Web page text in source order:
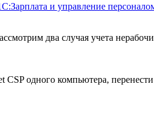
и управление
два случая учета
одного компьютера,